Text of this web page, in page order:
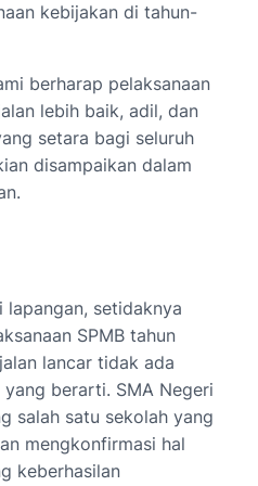
kebijakan di tahun-
berharap pelaksanaan
lebih baik, adil, dan
setara bagi seluruh
disampaikan dalam
lapangan, setidaknya
SPMB tahun
lancar tidak ada
berarti. SMA Negeri
salah satu sekolah yang
mengkonfirmasi hal
keberhasilan